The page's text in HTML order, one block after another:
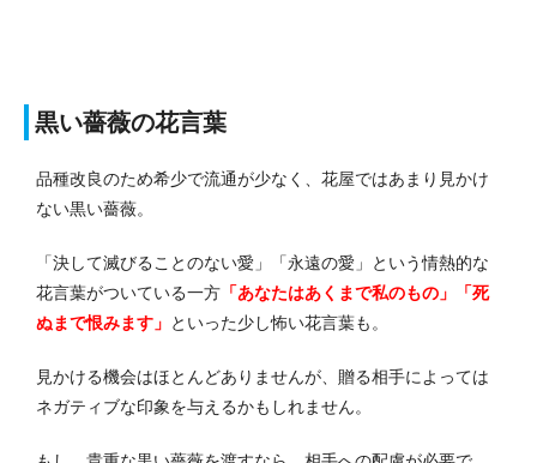
黒い薔薇の花言葉
品種改良のため希少で流通が少なく、花屋ではあまり見かけ
ない黒い薔薇。
「決して滅びることのない愛」「永遠の愛」
という情熱的な
花言葉がついている一方 「あなたはあくまで私のもの」「死
ぬまで恨みます」 といった少し怖い花言葉も。
見かける機会はほとんどありませんが、贈る相手によっては
ネガティブな印象を与えるかもしれません。